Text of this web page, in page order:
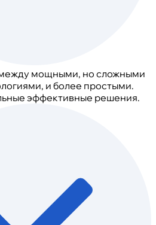
мощными, но сложными
и более простыми.
эффективные решения.